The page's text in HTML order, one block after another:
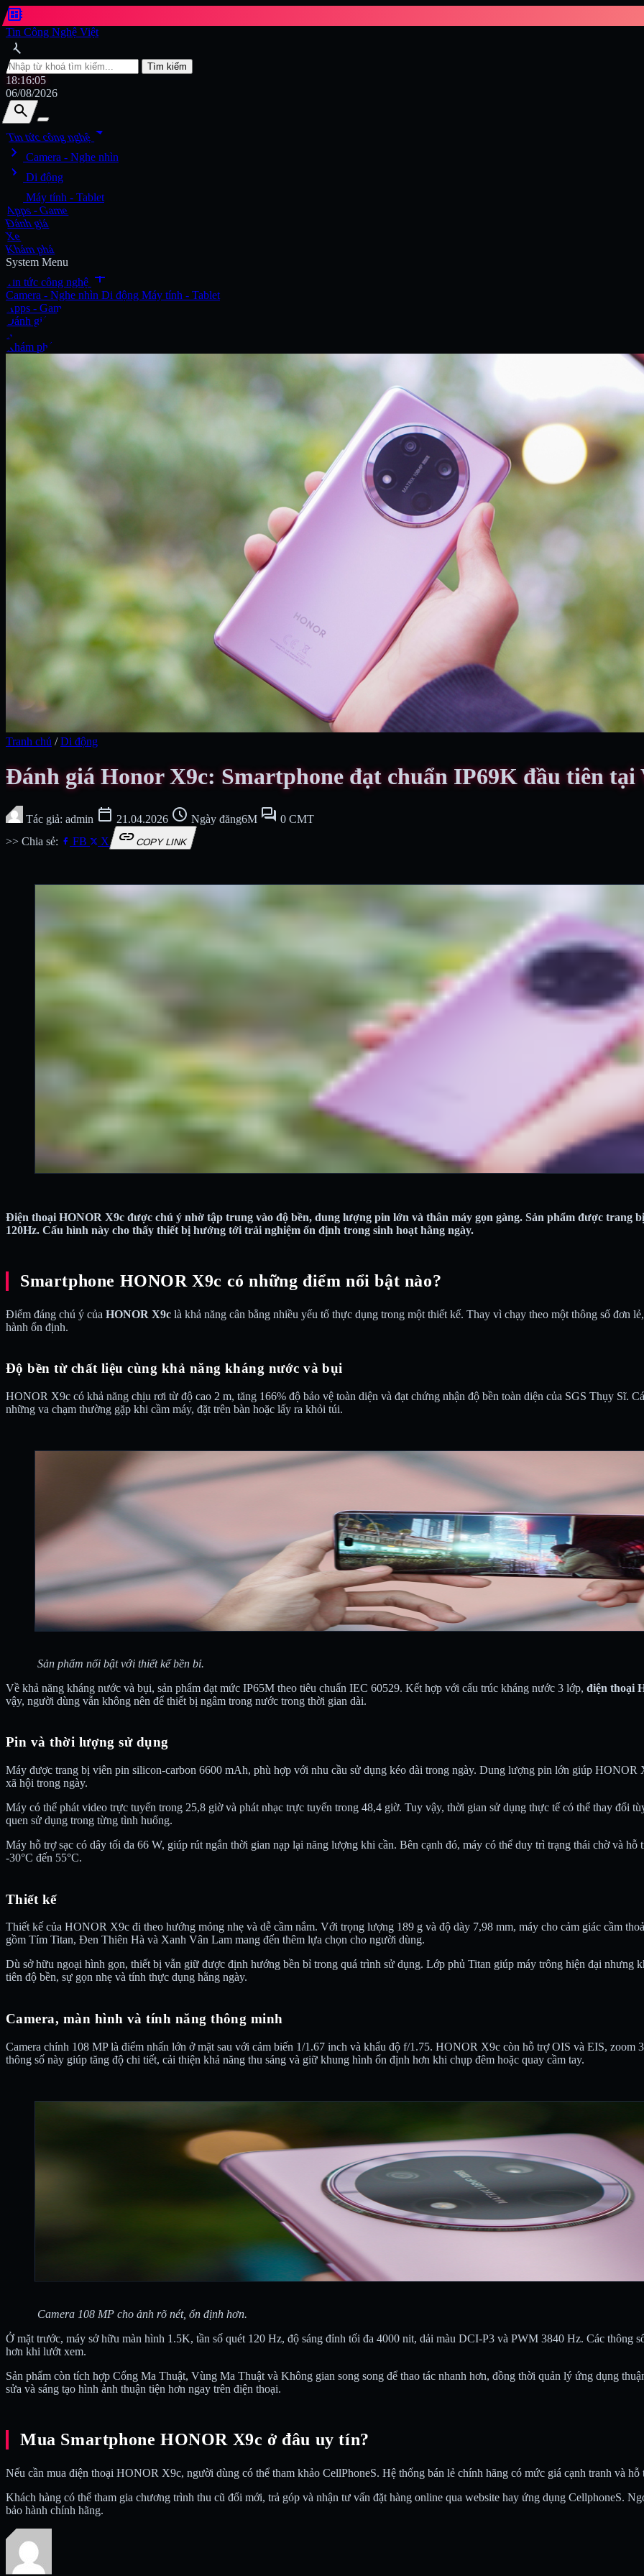
developer_board
Tin Công Nghệ Việt
search
Tìm kiếm
18:16:07
06/08/2026
search
search
Tin tức công nghệarrow_drop_down
chevron_right
Camera - Nghe nhìn
chevron_right Di động
Máy tính - Tablet
Apps - Game
Đánh giá
Xe
Khám phá
System Menu
Tin tức công nghệ add
Camera - Nghe nhìn Di động Máy tính - Tablet
Apps - Game
Đánh giá
Xe
Khám phá
Tranh chủ / Di động
Đánh giá Honor X9c: Smartphone đạt chuẩn IP69K đầu tiên tại
Tác giả: admin calendar_today 21.04.2026 schedule Ngày đăng6M forum 0 CMT
>> Chia sẻ:
FB X linkCOPY LINK
Điện thoại HONOR X9c được chú ý nhờ tập trung vào độ bền, dung lượng pin lớn và thân máy gọn gàng. Sản phẩm được trang
120Hz. Cấu hình này cho thấy thiết bị hướng tới trải nghiệm ổn định trong sinh hoạt hằng ngày.
Smartphone HONOR X9c có những điểm nổi bật nào?
Điểm đáng chú ý của HONOR X9c là khả năng cân bằng nhiều yếu tố thực dụng trong một thiết kế. Thay vì chạy theo một thông số đơn
hành ổn định.
Độ bền từ chất liệu cùng khả năng kháng nước và bụi
HONOR X9c có khả năng chịu rơi từ độ cao 2 m, tăng 166% độ bảo vệ toàn diện và đạt chứng nhận độ bền toàn diện của SGS Thụy Sĩ.
những va chạm thường gặp khi cầm máy, đặt trên bàn hoặc lấy ra khỏi túi.
Sản phẩm nổi bật với thiết kế bền bỉ.
Về khả năng kháng nước và bụi, sản phẩm đạt mức IP65M theo tiêu chuẩn IEC 60529. Kết hợp với cấu trúc kháng nước 3 lớp, điện thoại
vậy, người dùng vẫn không nên để thiết bị ngâm trong nước trong thời gian dài.
Pin và thời lượng sử dụng
Máy được trang bị viên pin silicon-carbon 6600 mAh, phù hợp với nhu cầu sử dụng kéo dài trong ngày. Dung lượng pin lớn giúp
xã hội trong ngày.
Máy có thể phát video trực tuyến trong 25,8 giờ và phát nhạc trực tuyến trong 48,4 giờ. Tuy vậy, thời gian sử dụng thực tế có thể thay đổi
quen sử dụng trong từng tình huống.
Máy hỗ trợ sạc có dây tối đa 66 W, giúp rút ngắn thời gian nạp lại năng lượng khi cần. Bên cạnh đó, máy có thể duy trì trạng thái chờ và
-30°C đến 55°C.
Thiết kế
Thiết kế của HONOR X9c đi theo hướng mỏng nhẹ và dễ cầm nắm. Với trọng lượng 189 g và độ dày 7,98 mm, máy cho cảm giác cầm
gồm Tím Titan, Đen Thiên Hà và Xanh Vân Lam mang đến thêm lựa chọn cho người dùng.
Dù sở hữu ngoại hình gọn, thiết bị vẫn giữ được định hướng bền bỉ trong quá trình sử dụng. Lớp phủ Titan giúp máy trông hiện đại
tiên độ bền, sự gọn nhẹ và tính thực dụng hằng ngày.
Camera, màn hình và tính năng thông minh
Camera chính 108 MP là điểm nhấn lớn ở mặt sau với cảm biến 1/1.67 inch và khẩu độ f/1.75. HONOR X9c còn hỗ trợ OIS và EIS,
thông số này giúp tăng độ chi tiết, cải thiện khả năng thu sáng và giữ khung hình ổn định hơn khi chụp đêm hoặc quay cầm tay.
Camera 108 MP cho ảnh rõ nét, ổn định hơn.
Ở mặt trước, máy sở hữu màn hình 1.5K, tần số quét 120 Hz, độ sáng đỉnh tối đa 4000 nit, dải màu DCI-P3 và PWM 3840 Hz. Các thông
hơn khi lướt xem.
Sản phẩm còn tích hợp Cổng Ma Thuật, Vùng Ma Thuật và Không gian song song để thao tác nhanh hơn, đồng thời quản lý ứng dụng
sửa và sáng tạo hình ảnh thuận tiện hơn ngay trên điện thoại.
Mua Smartphone HONOR X9c ở đâu uy tín?
Nếu cần mua điện thoại HONOR X9c, người dùng có thể tham khảo CellPhoneS. Hệ thống bán lẻ chính hãng có mức giá cạnh tranh và
Khách hàng có thể tham gia chương trình thu cũ đổi mới, trả góp và nhận tư vấn đặt hàng online qua website hay ứng dụng CellphoneS.
bảo hành chính hãng.